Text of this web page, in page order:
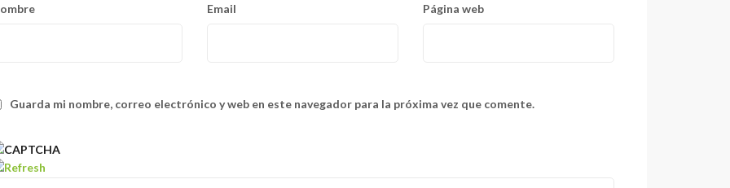
Email Página web
Guarda mi nombre, correo electrónico y web en este navegador para la próxima vez que comente.